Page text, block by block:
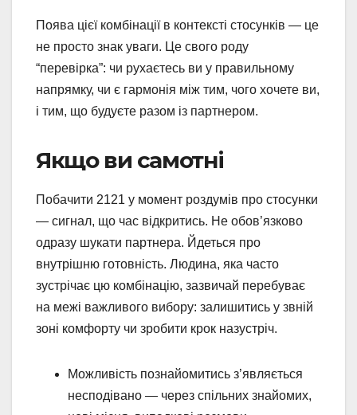
Поява цієї комбінації в контексті стосунків — це
не просто знак уваги. Це свого роду
“перевірка”: чи рухаєтесь ви у правильному
напрямку, чи є гармонія між тим, чого хочете ви,
і тим, що будуєте разом із партнером.
Якщо ви самотні
Побачити 2121 у момент роздумів про стосунки
— сигнал, що час відкритись. Не обов’язково
одразу шукати партнера. Йдеться про
внутрішню готовність. Людина, яка часто
зустрічає цю комбінацію, зазвичай перебуває
на межі важливого вибору: залишитись у звній
зоні комфорту чи зробити крок назустріч.
Можливість познайомитись з’являється
несподівано — через спільних знайомих,